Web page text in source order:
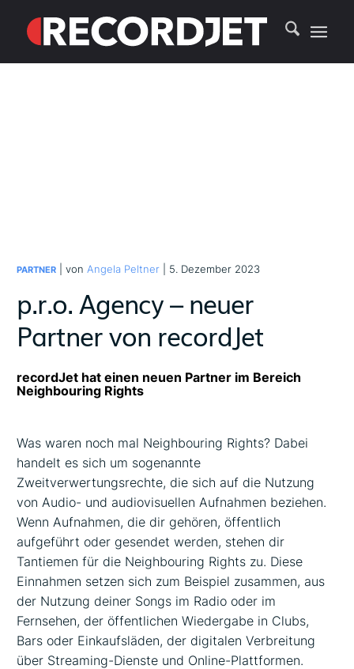
PARTNER | von Angela Peltner | 5. Dezember 2023
p.r.o. Agency – neuer
Partner von recordJet
recordJet hat einen neuen Partner im Bereich
Neighbouring Rights
Was waren noch mal Neighbouring Rights? Dabei
handelt es sich um sogenannte
Zweitverwertungsrechte, die sich auf die Nutzung
von Audio- und audiovisuellen Aufnahmen beziehen.
Wenn Aufnahmen, die dir gehören, öffentlich
aufgeführt oder gesendet werden, stehen dir
Tantiemen für die Neighbouring Rights zu. Diese
Einnahmen setzen sich zum Beispiel zusammen, aus
der Nutzung deiner Songs im Radio oder im
Fernsehen, der öffentlichen Wiedergabe in Clubs,
Bars oder Einkaufsläden, der digitalen Verbreitung
über Streaming-Dienste und Online-Plattformen.